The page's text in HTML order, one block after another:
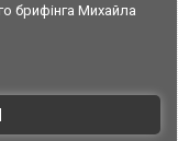
брифінга Михайла